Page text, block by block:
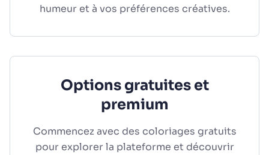
humeur et à vos préférences créatives.
Options gratuites et
premium
Commencez avec des coloriages gratuits
pour explorer la plateforme et découvrir